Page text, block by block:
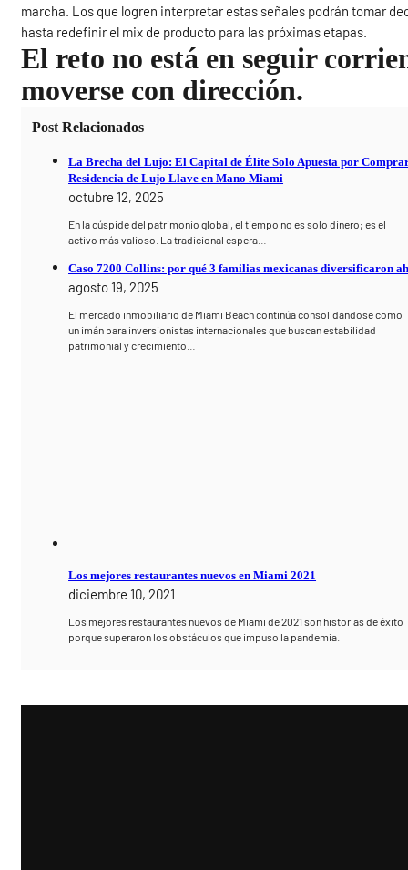
marcha. Los que logren interpretar estas señales podrán tomar
hasta redefinir el mix de producto para las próximas etapas.
El reto no está en seguir
moverse con dirección.
Post Relacionados
La Brecha del Lujo: El Capital de Élite Solo Apuesta por
Residencia de Lujo Llave en Mano Miami
octubre 12, 2025
En la cúspide del patrimonio global, el tiempo no es solo dinero; es el
activo más valioso. La tradicional espera…
Caso 7200 Collins: por qué 3 familias mexicanas diversificaron
agosto 19, 2025
El mercado inmobiliario de Miami Beach continúa consolidándose como
un imán para inversionistas internacionales que buscan estabilidad
patrimonial y crecimiento…
Los mejores restaurantes nuevos en Miami 2021
diciembre 10, 2021
Los mejores restaurantes nuevos de Miami de 2021 son historias de éxito
porque superaron los obstáculos que impuso la pandemia.